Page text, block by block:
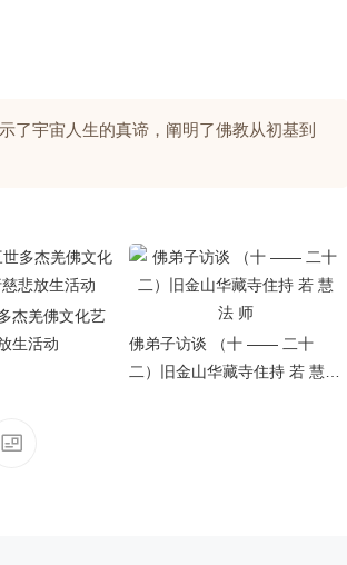
了宇宙人生的真谛，阐明了佛教从初基到
杰羌佛文化艺
生活动
佛弟子访谈 （十 —— 二十
二）旧金山华藏寺住持 若 慧